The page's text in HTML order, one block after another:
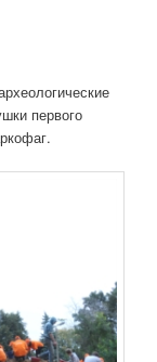
первого